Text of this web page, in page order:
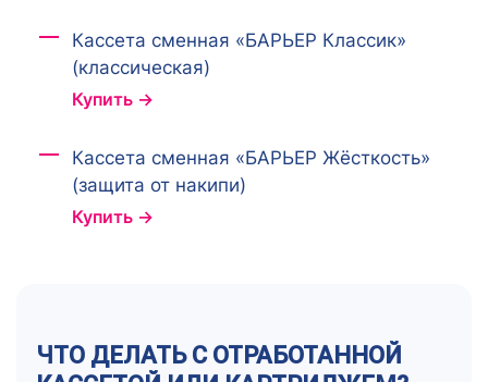
Кассета сменная «БАРЬЕР Классик»
(классическая)
Купить →
Кассета сменная «БАРЬЕР Жёсткость»
(защита от накипи)
Купить →
ЧТО ДЕЛАТЬ С ОТРАБОТАННОЙ